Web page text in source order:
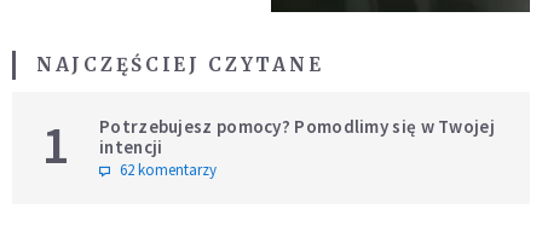
NAJCZĘŚCIEJ CZYTANE
1
Potrzebujesz pomocy? Pomodlimy się w Twojej
intencji
62 komentarzy